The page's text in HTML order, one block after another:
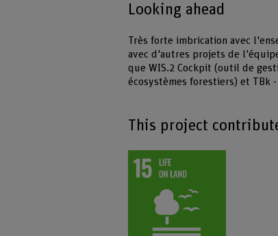
Looking ahead
Très forte imbrication avec
avec d'autres projets de
que WIS.2 Cockpit (outil de
écosystèmes forestiers) et TBk
This project